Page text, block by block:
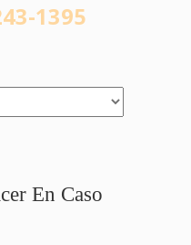
1395
En Caso